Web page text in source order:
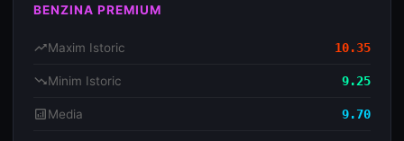
BENZINA PREMIUM
trending_upMaxim Istoric 10.35
trending_downMinim Istoric 9.25
analyticsMedia 9.70